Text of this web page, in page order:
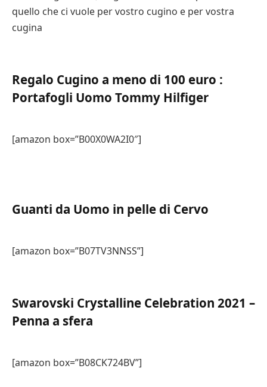
quello che ci vuole per vostro cugino e per vostra
cugina
Regalo Cugino a meno di 100 euro :
Portafogli Uomo Tommy Hilfiger
[amazon box=”B00X0WA2I0″]
Guanti da Uomo in pelle di Cervo
[amazon box=”B07TV3NNSS”]
Swarovski Crystalline Celebration 2021 –
Penna a sfera
[amazon box=”B08CK724BV”]